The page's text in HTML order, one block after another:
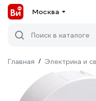
Москва
Поиск в каталоге
Главная / Электрика и